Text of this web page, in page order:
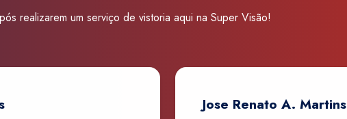
realizarem um serviço de vistoria aqui na Super Visão!
Jose Renato A. Martins